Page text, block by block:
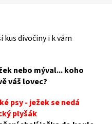
divočiny i k vám
nebo mýval... koho
váš lovec?
psy - ježek se nedá
plyšák